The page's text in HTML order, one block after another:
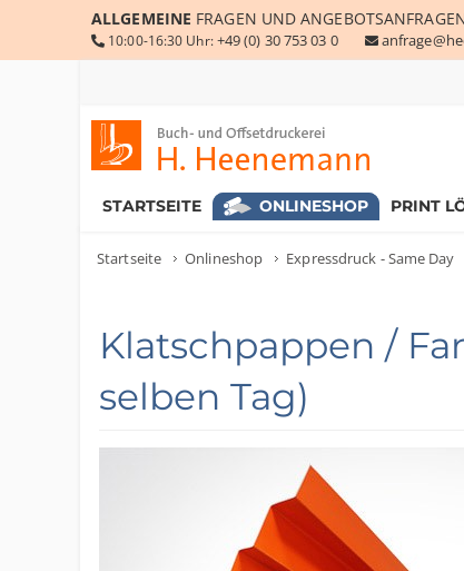
ALLGEMEINE FRAGEN UND
10:00-16:30 Uhr:+49 (0) 30 753 03 0
STARTSEITE ONLINESHOP PRINT
Startseite Onlineshop Expressdruck - Same Day
Klatschpappen /
selben Tag)